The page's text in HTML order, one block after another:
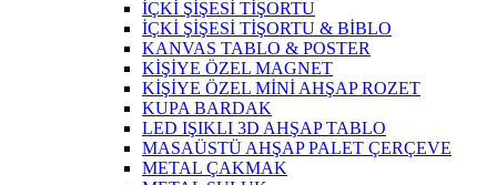
İÇKİ ŞİŞESİ TİŞORTU
İÇKİ ŞİŞESİ TİŞORTU & BİBLO
KANVAS TABLO & POSTER
KİŞİYE ÖZEL MAGNET
KİŞİYE ÖZEL MİNİ AHŞAP ROZET
KUPA BARDAK
LED IŞIKLI 3D AHŞAP TABLO
MASAÜSTÜ AHŞAP PALET ÇERÇEVE
METAL ÇAKMAK